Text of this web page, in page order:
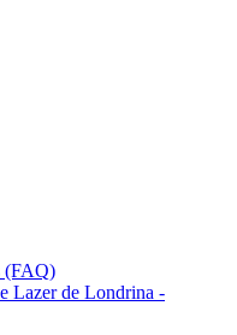
(FAQ)
Lazer de Londrina -